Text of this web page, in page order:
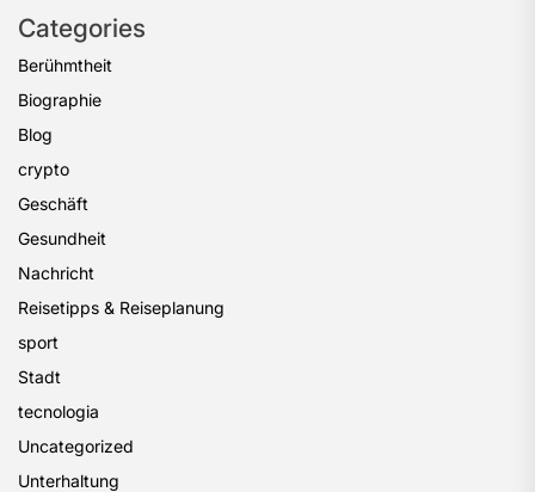
Categories
Berühmtheit
Biographie
Blog
crypto
Geschäft
Gesundheit
Nachricht
Reisetipps & Reiseplanung
sport
Stadt
tecnologia
Uncategorized
Unterhaltung